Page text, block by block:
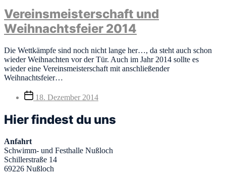
Vereinsmeisterschaft und
Weihnachtsfeier 2014
Die Wettkämpfe sind noch nicht lange her…, da steht auch schon
wieder Weihnachten vor der Tür. Auch im Jahr 2014 sollte es
wieder eine Vereinsmeisterschaft mit anschließender
Weihnachtsfeier…
Veröffentlichungsdatum
18. Dezember 2014
Hier findest du uns
Anfahrt
Schwimm- und Festhalle Nußloch
Schillerstraße 14
69226 Nußloch